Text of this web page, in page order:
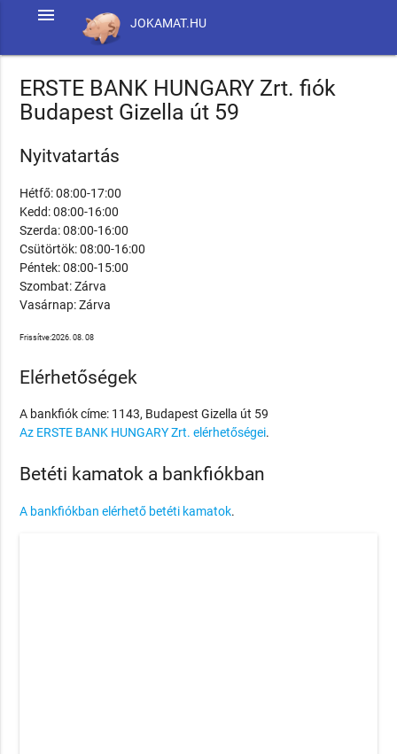
JOKAMAT.HU
menu
ERSTE BANK HUNGARY Zrt. fiók
Budapest Gizella út 59
Nyitvatartás
Hétfő: 08:00-17:00
Kedd: 08:00-16:00
Szerda: 08:00-16:00
Csütörtök: 08:00-16:00
Péntek: 08:00-15:00
Szombat: Zárva
Vasárnap: Zárva
Frissítve:2026. 08. 08
Elérhetőségek
A bankfiók címe: 1143, Budapest Gizella út 59
Az ERSTE BANK HUNGARY Zrt. elérhetőségei.
Betéti kamatok a bankfiókban
A bankfiókban elérhető betéti kamatok.